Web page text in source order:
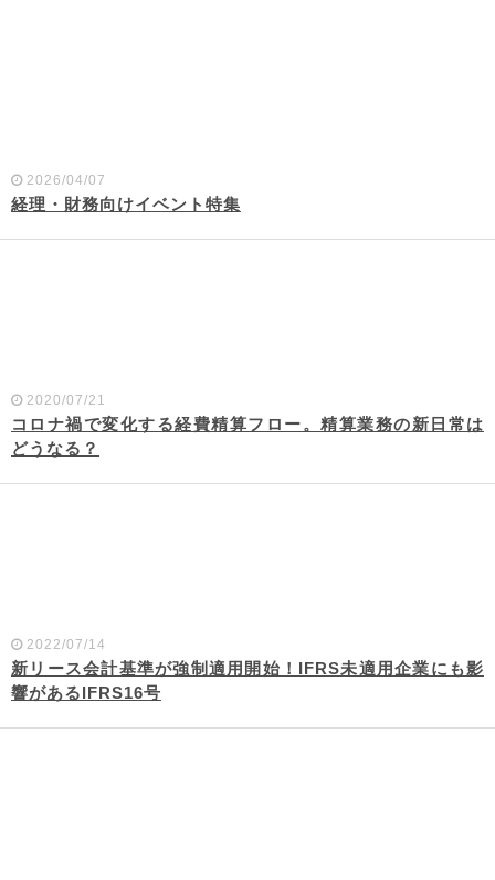
2026/04/07
経理・財務向けイベント特集
2020/07/21
コロナ禍で変化する経費精算フロー。精算業務の新日常は
どうなる？
2022/07/14
新リース会計基準が強制適用開始！IFRS未適用企業にも影
響があるIFRS16号